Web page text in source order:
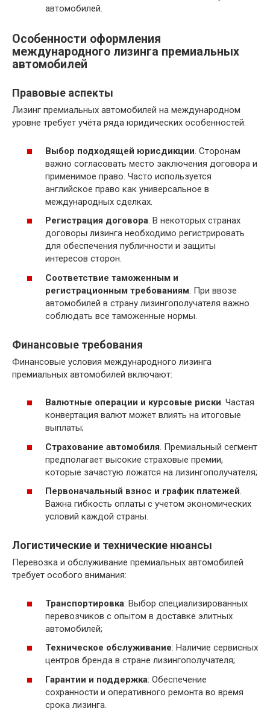
автомобилей.
Особенности оформления
международного лизинга премиальных
автомобилей
Правовые аспекты
Лизинг премиальных автомобилей на международном
уровне требует учёта ряда юридических особенностей:
Выбор подходящей юрисдикции. Сторонам
важно согласовать место заключения договора и
применимое право. Часто используется
английское право как универсальное в
международных сделках.
Регистрация договора. В некоторых странах
договоры лизинга необходимо регистрировать
для обеспечения публичности и защиты
интересов сторон.
Соответствие таможенным и
регистрационным требованиям. При ввозе
автомобилей в страну лизингополучателя важно
соблюдать все таможенные нормы.
Финансовые требования
Финансовые условия международного лизинга
премиальных автомобилей включают:
Валютные операции и курсовые риски. Частая
конвертация валют может влиять на итоговые
выплаты;
Страхование автомобиля. Премиальный сегмент
предполагает высокие страховые премии,
которые зачастую ложатся на лизингополучателя;
Первоначальный взнос и график платежей.
Важна гибкость оплаты с учетом экономических
условий каждой страны.
Логистические и технические нюансы
Перевозка и обслуживание премиальных автомобилей
требует особого внимания:
Транспортировка: Выбор специализированных
перевозчиков с опытом в доставке элитных
автомобилей;
Техническое обслуживание: Наличие сервисных
центров бренда в стране лизингополучателя;
Гарантии и поддержка: Обеспечение
сохранности и оперативного ремонта во время
срока лизинга.